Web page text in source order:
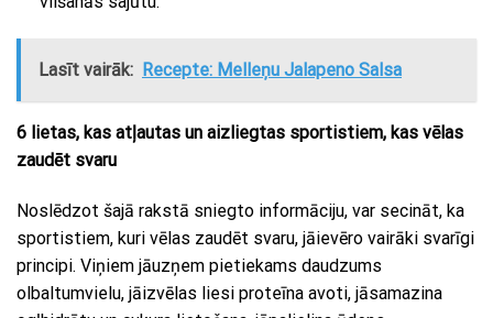
Lasīt vairāk: Recepte: Melleņu Jalapeno Salsa
6 lietas, kas atļautas un aizliegtas sportistiem, kas vēlas
zaudēt svaru
Noslēdzot šajā rakstā sniegto informāciju, var secināt, ka
sportistiem, kuri vēlas zaudēt svaru, jāievēro vairāki svarīgi
principi. Viņiem jāuzņem pietiekams daudzums
olbaltumvielu, jāizvēlas liesi proteīna avoti, jāsamazina